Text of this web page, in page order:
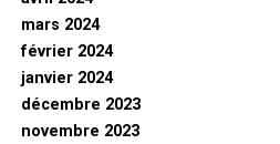
mars 2024
février 2024
janvier 2024
décembre 2023
novembre 2023